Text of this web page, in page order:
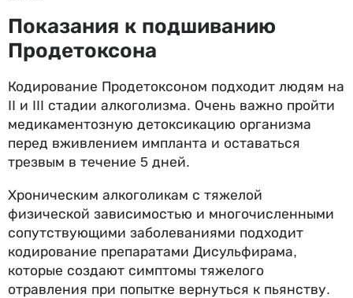
Показания к подшиванию
Продетоксона
Кодирование Продетоксоном подходит людям на
II и III стадии алкоголизма. Очень важно пройти
медикаментозную детоксикацию организма
перед вживлением импланта и оставаться
трезвым в течение 5 дней.
Хроническим алкоголикам с тяжелой
физической зависимостью и многочисленными
сопутствующими заболеваниями подходит
кодирование препаратами Дисульфирама,
которые создают симптомы тяжелого
отравления при попытке вернуться к пьянству.